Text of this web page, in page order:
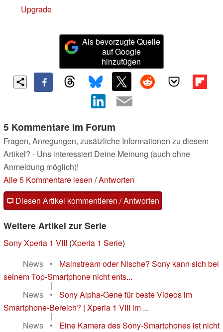
Upgrade
Als bevorzugte Quelle
auf Google
hinzufügen
5 Kommentare im Forum
Fragen, Anregungen, zusätzliche Informationen zu diesem
Artikel? - Uns interessiert Deine Meinung (auch ohne
Anmeldung möglich)!
Alle 5 Kommentare lesen /Antworten
Diesen Artikel kommentieren / Antworten
Weitere Artikel zur Serie
Sony Xperia 1 VIII (Xperia 1 Serie)
News
•
Mainstream oder Nische? Sony kann sich bei
seinem Top-Smartphone nicht ents...
|
News
•
Sony Alpha-Gene für beste Videos im
Smartphone-Bereich? | Xperia 1 VIII im ...
|
News
•
Eine Kamera des Sony-Smartphones ist nicht